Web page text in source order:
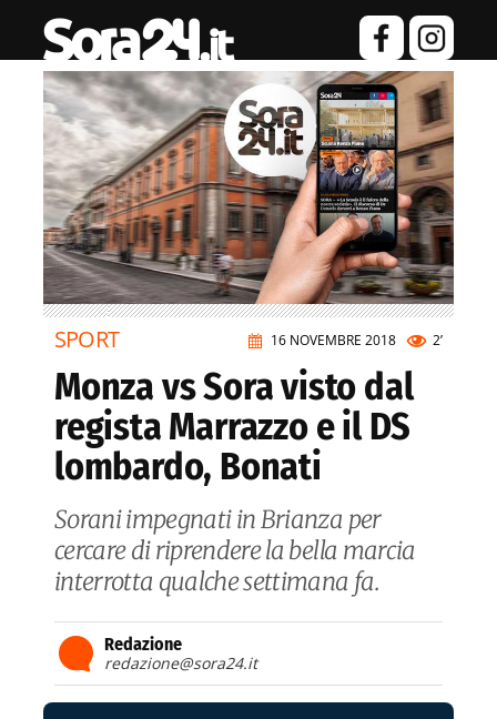
16 NOVEMBRE 2018 2’
SPORT
Monza vs Sora visto dal
regista Marrazzo e il DS
lombardo, Bonati
Sorani impegnati in Brianza per
cercare di riprendere la bella marcia
interrotta qualche settimana fa.
Redazione
redazione@sora24.it